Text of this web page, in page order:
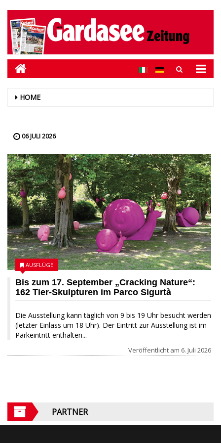
HOME
06 JULI 2026
Bis zum 17. September „Cracking Nature“:
162 Tier-Skulpturen im Parco Sigurtà
Die Ausstellung kann täglich von 9 bis 19 Uhr besucht werden
(letzter Einlass um 18 Uhr). Der Eintritt zur Ausstellung ist im
Parkeintritt enthalten...
AUSFLÜGE
Veröffentlicht am 6. Juli 2026
PARTNER